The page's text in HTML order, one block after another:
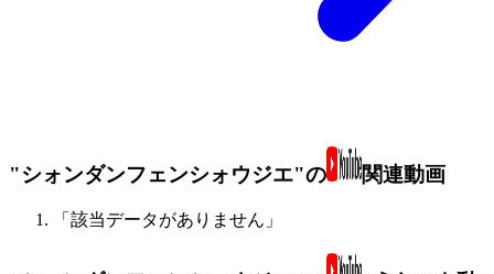
"シォンダンフェンシォウジエ"の 関連動画
「該当データがありません」